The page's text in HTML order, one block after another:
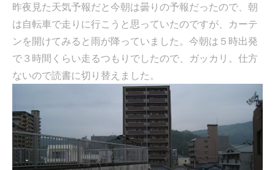
昨夜見た天気予報だと今朝は曇りの予報だったので、朝
は自転車で走りに行こうと思っていたのですが、カーテ
ンを開けてみると雨が降っていました。今朝は５時出発
で３時間くらい走るつもりでしたので、ガッカリ。仕方
ないので読書に切り替えました。